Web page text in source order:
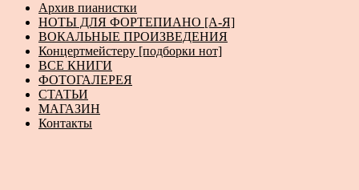
Архив пианистки
НОТЫ ДЛЯ ФОРТЕПИАНО [А-Я]
ВОКАЛЬНЫЕ ПРОИЗВЕДЕНИЯ
Концертмейстеру [подборки нот]
ВСЕ КНИГИ
ФОТОГАЛЕРЕЯ
СТАТЬИ
МАГАЗИН
Контакты